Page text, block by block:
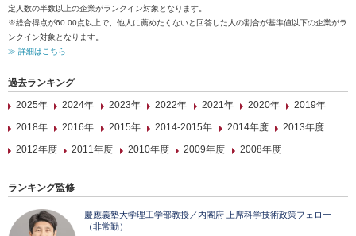
定人数の半数以上の企業がランクイン対象となります。
※総合得点が60.00点以上で、他人に薦めたくないと回答した人の割合が基準値以下の企業がラ
ンクイン対象となります。
≫ 詳細はこちら
過去ランキング
2025年
2024年 2023年 2022年 2021年 2020年
2019年
2018年
2016年 2015年 2014-2015年 2014年度
2013年度
2012年度
2011年度 2010年度 2009年度 2008年度
ランキング監修
慶應義塾大学理工学部教授／内閣府 上席科学技術政策フェロー
（非常勤）